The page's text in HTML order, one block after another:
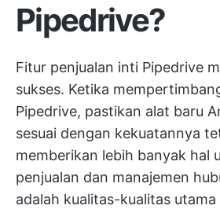
Pipedrive?
Fitur penjualan inti Pipedrive
sukses. Ketika
Pipedrive, pastikan alat baru
sesuai dengan kekuatannya
memberikan lebih banyak hal
penjualan dan manajemen
adalah kualitas-kualitas